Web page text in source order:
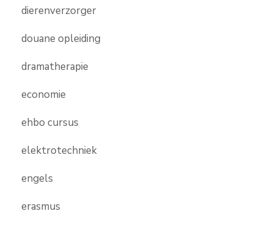
dierenverzorger
douane opleiding
dramatherapie
economie
ehbo cursus
elektrotechniek
engels
erasmus